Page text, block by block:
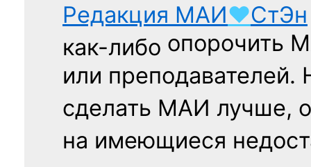
Редакция МАИ♥СтЭн
как-либо опорочить
или
сделать МАИ лучше,
на имеющиеся